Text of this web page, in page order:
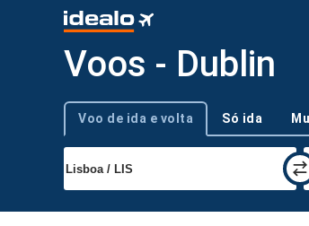
Voos - Dublin
Tipo de viagem
Voo de ida e volta Só ida